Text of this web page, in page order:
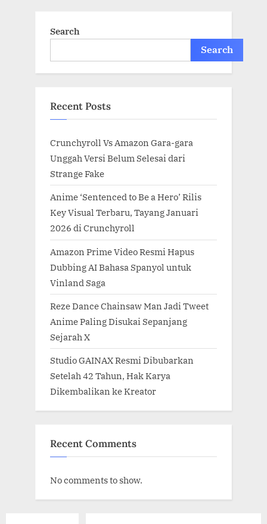
Search
Search
Recent Posts
Crunchyroll Vs Amazon Gara-gara
Unggah Versi Belum Selesai dari
Strange Fake
Anime ‘Sentenced to Be a Hero’ Rilis
Key Visual Terbaru, Tayang Januari
2026 di Crunchyroll
Amazon Prime Video Resmi Hapus
Dubbing AI Bahasa Spanyol untuk
Vinland Saga
Reze Dance Chainsaw Man Jadi Tweet
Anime Paling Disukai Sepanjang
Sejarah X
Studio GAINAX Resmi Dibubarkan
Setelah 42 Tahun, Hak Karya
Dikembalikan ke Kreator
Recent Comments
No comments to show.